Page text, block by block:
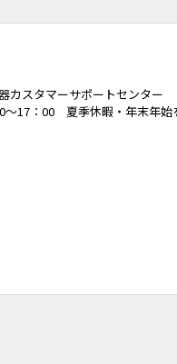
カスタマーサポートセンター
～17：00 夏季休暇・年末年始